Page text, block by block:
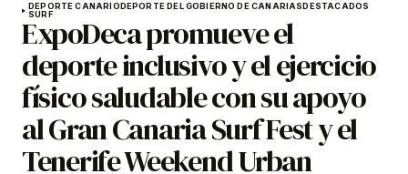
DEPORTE CANARIODEPORTE DEL GOBIERNO DE CANARIASDESTACADOS
SURF
ExpoDeca promueve el
deporte inclusivo y el ejercicio
físico saludable con su apoyo
al Gran Canaria Surf Fest y el
Tenerife Weekend Urban